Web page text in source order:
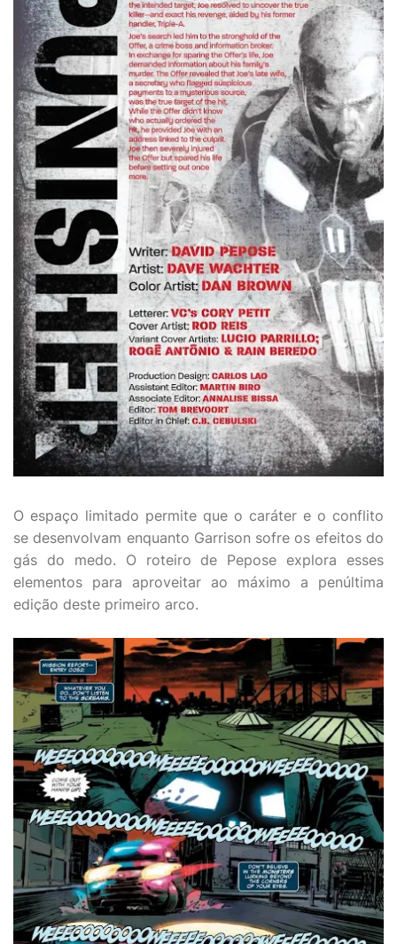
O espaço limitado permite que o caráter e o conflito
se desenvolvam enquanto Garrison sofre os efeitos do
gás do medo. O roteiro de Pepose explora esses
elementos para aproveitar ao máximo a penúltima
edição deste primeiro arco.